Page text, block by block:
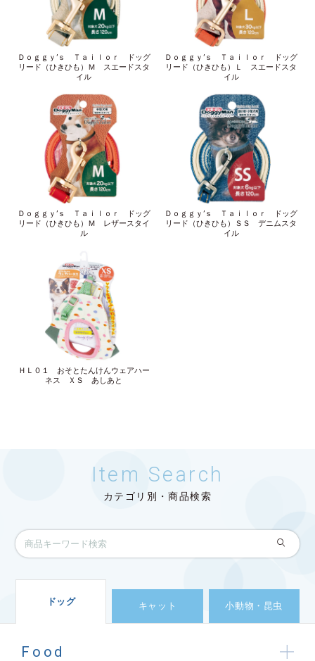
Ｄｏｇｇｙ’ｓ Ｔａｉｌｏｒ ドッグ
リード（ひきひも）Ｍ スエードスタ
イル
Ｄｏｇｇｙ’ｓ Ｔａｉｌｏｒ ドッグ
リード（ひきひも）Ｌ スエードスタ
イル
Ｄｏｇｇｙ’ｓ Ｔａｉｌｏｒ ドッグ
リード（ひきひも）Ｍ レザースタイ
ル
Ｄｏｇｇｙ’ｓ Ｔａｉｌｏｒ ドッグ
リード（ひきひも）ＳＳ デニムスタ
イル
ＨＬ０１ おそとたんけんウェアハー
ネス ＸＳ あしあと
Item Search
カテゴリ別・商品検索
ドッグ キャット 小動物・昆虫
Food